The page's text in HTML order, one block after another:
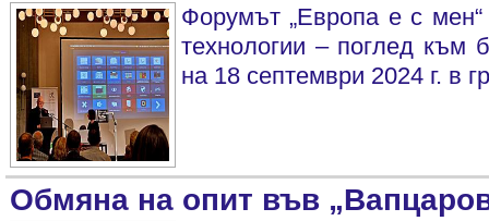
Форумът „Европа е с
технологии – поглед към
на 18 септември 2024 г. в
Обмяна на опит във